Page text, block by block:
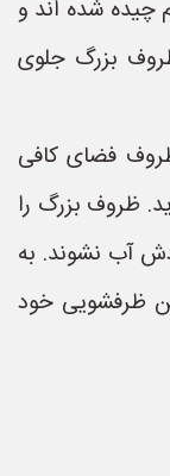
شده اند و
بزرگ جلوی
فضای کافی
ظروف بزرگ را
آب نشوند. به
ظرفشویی خود